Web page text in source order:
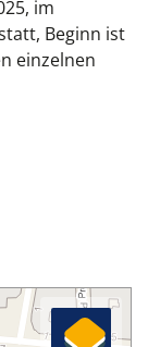
im
Beginn ist
einzelnen